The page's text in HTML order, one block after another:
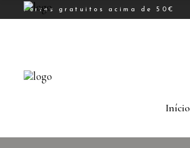
Portes gratuitos acima de 50€
Início